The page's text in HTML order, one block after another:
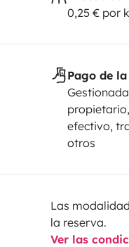
0,25 € por
Pago de
efectivo,
otros
Las
la reserva.
Ver las